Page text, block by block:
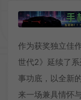
作为获奖独立佳
世代2》延续了
事功底，以全新
来一场兼具情怀